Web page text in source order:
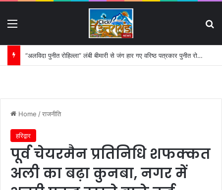
“अलविदा पुनीत रोहिल्ला” लंबी बीमारी से जंग हार गए वरिष्ठ पत्रकार पुनीत रोहिल्ला:
Home /राजनीति
हरिद्वार
पूर्व चेयरमैन प्रतिनिधि शफक्कत
अली का बढ़ा कुनबा, नगर में